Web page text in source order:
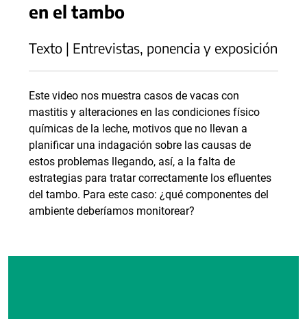
en el tambo
Texto | Entrevistas, ponencia y exposición
Este video nos muestra casos de vacas con
mastitis y alteraciones en las condiciones físico
químicas de la leche, motivos que no llevan a
planificar una indagación sobre las causas de
estos problemas llegando, así, a la falta de
estrategias para tratar correctamente los efluentes
del tambo. Para este caso: ¿qué componentes del
ambiente deberíamos monitorear?